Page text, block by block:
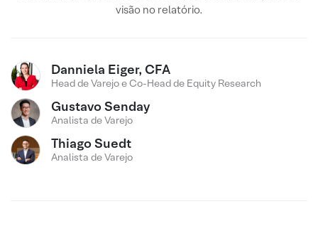
visão no relatório.
Danniela Eiger, CFA
Head de Varejo e Co-Head de Equity Research
Gustavo Senday
Analista de Varejo
Thiago Suedt
Analista de Varejo